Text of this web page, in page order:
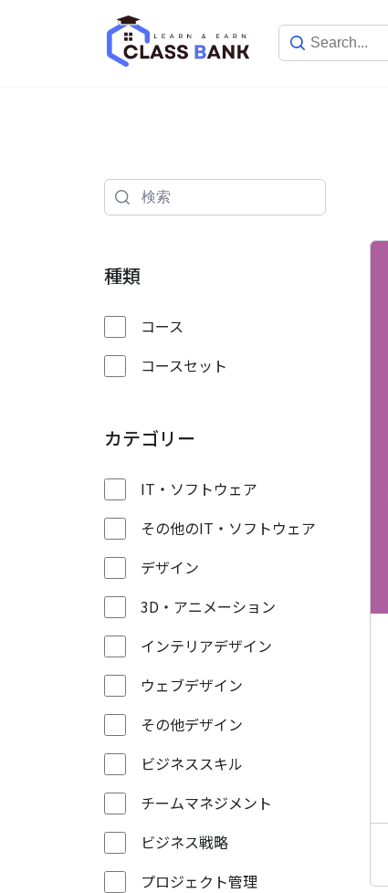
種類
コース
コースセット
カテゴリー
IT・ソフトウェア
その他のIT・ソフトウェア
デザイン
3D・アニメーション
インテリアデザイン
ウェブデザイン
その他デザイン
ビジネススキル
チームマネジメント
ビジネス戦略
プロジェクト管理